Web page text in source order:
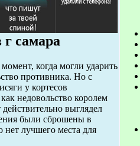
самара
когда могли ударить
противника. Но с
у кортесов
недовольство королем
выглядел
были сброшены в
нет лучшего места для